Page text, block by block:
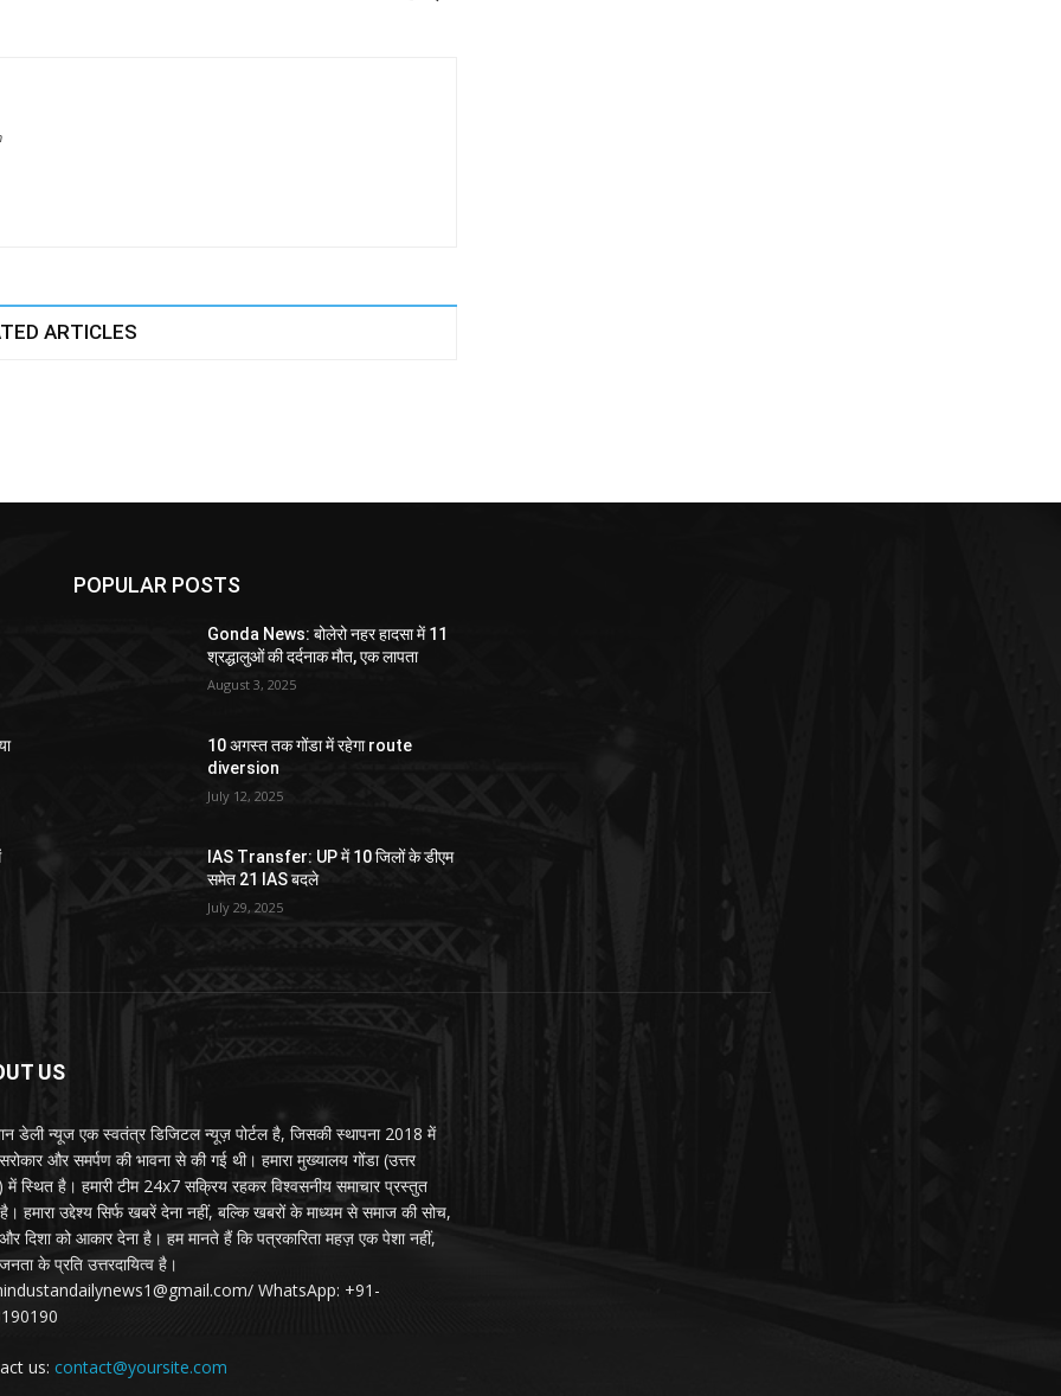
ARTICLES
POPULAR POSTS
Gonda News: बोलेरो नहर हादसा में 11
श्रद्धालुओं की दर्दनाक मौत, एक लापता
August 3, 2025
10 अगस्त तक गोंडा में रहेगा route
diversion
July 12, 2025
IAS Transfer: UP में 10 जिलों के डीएम
समेत 21 IAS बदले
July 29, 2025
US
डेली न्यूज एक स्वतंत्र डिजिटल न्यूज़ पोर्टल है, जिसकी स्थापना 2018 में
और समर्पण की भावना से की गई थी। हमारा मुख्यालय गोंडा (उत्तर
में स्थित है। हमारी टीम 24x7 सक्रिय रहकर विश्वसनीय समाचार प्रस्तुत
हमारा उद्देश्य सिर्फ खबरें देना नहीं, बल्कि खबरों के माध्यम से समाज की सोच,
दिशा को आकार देना है। हम मानते हैं कि पत्रकारिता महज़ एक पेशा नहीं,
के प्रति उत्तरदायित्व है।
WhatsApp: +91-
us: contact@yoursite.com